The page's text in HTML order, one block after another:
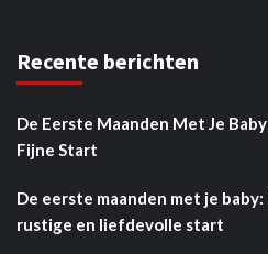
Recente berichten
De Eerste Maanden Met Je
Fijne Start
De eerste maanden met je
rustige en liefdevolle start